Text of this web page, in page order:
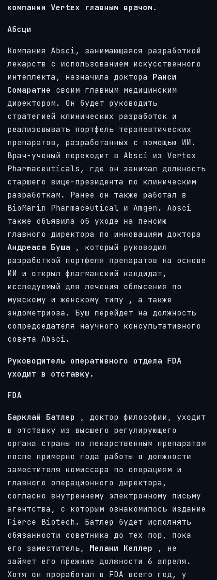
компании Vertex главным врачом.
Абсци
Компания Absci, занимающаяся разработкой
лекарств с использованием искусственного
интеллекта, назначила доктора Ранси
Сомаратне своим главным медицинским
директором. Он будет руководить
стратегией клинических разработок и
реализовывать портфель терапевтических
препаратов, разработанных с помощью ИИ.
Врач-ученый переходит в Absci из Vertex
Pharmaceuticals, где он занимал должность
старшего вице-президента по клиническим
разработкам. Ранее он также работал в
BioMarin Pharmaceutical и Amgen. Absci
также объявила об уходе на пенсию
главного директора по инновациям доктора
Андреаса Буша , который руководил
разработкой портфеля препаратов на основе
ИИ и открыл флагманский кандидат,
исследуемый для лечения облысения по
мужскому и женскому типу
,
а также
эндометриоза. Буш перейдет на должность
сопредседателя научного консультативного
совета Absci.
Руководитель оперативного отдела FDA
уходит в отставку.
FDA
Барклай Батлер , доктор философии, уходит
в отставку из высшего регулирующего
органа страны по лекарственным препаратам
после примерно года работы в должности
заместителя комиссара по операциям и
главного операционного директора,
согласно внутреннему электронному письму
агентства, с которым ознакомилось издание
Fierce Biotech. Батлер будет исполнять
обязанности советника до тех пор, пока
его заместитель, Мелани Келлер , не
займет его прежние должности 6 апреля.
Хотя он проработал в FDA всего год, у